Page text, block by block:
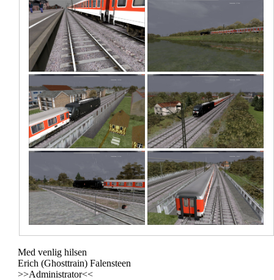
Med venlig hilsen
Erich (Ghosttrain) Falensteen
>>Administrator<<